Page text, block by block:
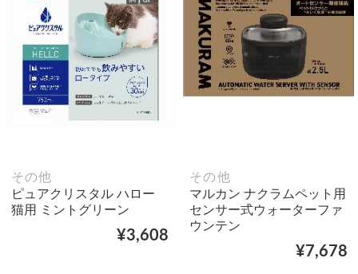
その他
ピュアクリスタル ハロー
猫用 ミントグリーン
¥3,608
その他
マルカン ナクラムペット用
センサー式ウォーターファ
ウンテン
¥7,678